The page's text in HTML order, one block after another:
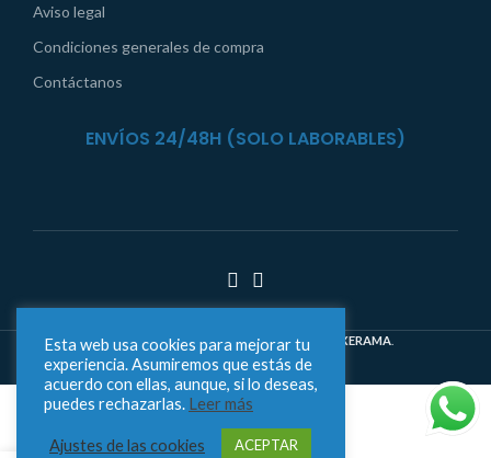
Aviso legal
Condiciones generales de compra
Contáctanos
ENVÍOS 24/48H (SOLO LABORABLES)
Carrusel JuguetesDESARROLLADO POR PIXERAMA
Esta web usa cookies para mejorar tu
experiencia. Asumiremos que estás de
acuerdo con ellas, aunque, si lo deseas,
puedes rechazarlas. Leer más
Ajustes de las cookies ACEPTAR